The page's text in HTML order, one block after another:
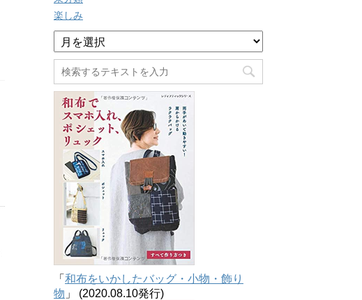
楽しみ
ア
ー
カ
イ
ブ
「 和布をいかしたバッグ・小物・飾り
物 」 (2020.08.10発行)